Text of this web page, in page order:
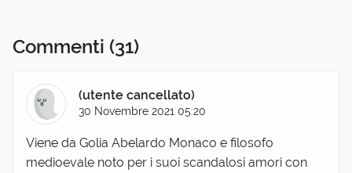
Commenti (31)
(utente cancellato)
30 Novembre 2021 05:20
Viene da Golia Abelardo Monaco e filosofo
medioevale noto per i suoi scandalosi amori con